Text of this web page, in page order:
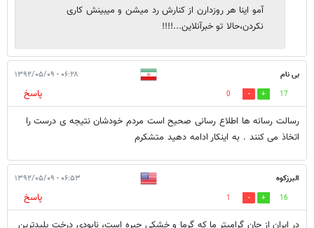
آمو اینا هر روزدارن از کنارش رد میشن و میبینش کاری
نکردن،حالا تو خبرآنلاین...!!!!
بی نام ۰۶:۲۸ - ۱۳۹۲/۰۵/۰۹
17
0
پاسخ
رسالت رسانه ها اطلاع رسانى صحيح است مردم خودشان نتيجه ى درست را
اتخاذ مى كنند . به اينكار ادامه دهيد متشكرم
البرزکوه ۰۶:۵۳ - ۱۳۹۲/۰۵/۰۹
16
1
پاسخ